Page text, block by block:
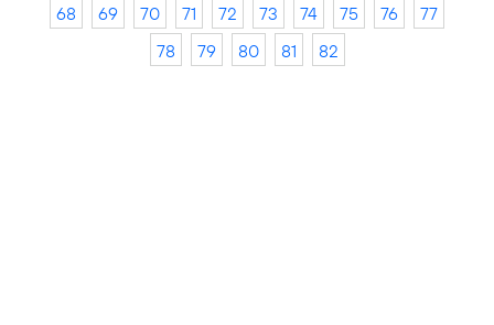
68
69 70 71 72 73 74 75 76
77
78
79 80 81 82